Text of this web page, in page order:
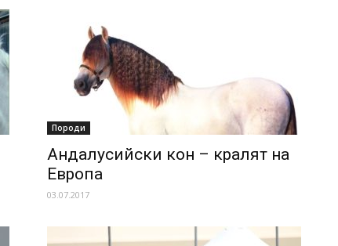
Породи
Андалусийски кон – кралят на
Европа
03.07.2017